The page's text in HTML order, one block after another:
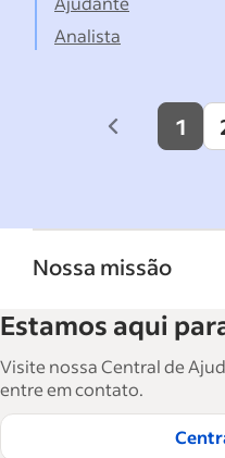
Analista
Previous
1
Nossa missão
Indeed ajuda
força de trabalho.
em seis idiomas, em
conselhos táticos,
recomendadas para
Estamos aqui
Visite nossa Central de
entre em contato.